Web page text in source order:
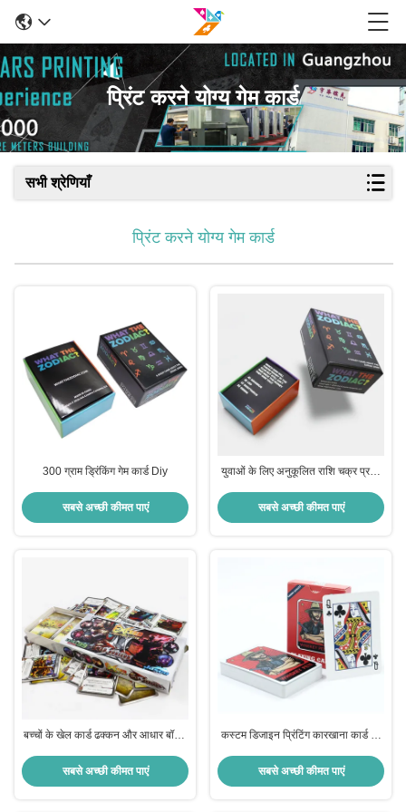
प्रिंट करने योग्य गेम कार्ड
सभी श्रेणियाँ
प्रिंट करने योग्य गेम कार्ड
300 ग्राम ड्रिंकिंग गेम कार्ड Diy
सबसे अच्छी कीमत पाएं
युवाओं के लिए अनुकूलित राशि चक्र प्रश्न
स्क्रैच कार्ड खेल
सबसे अच्छी कीमत पाएं
बच्चों के खेल कार्ड ढक्कन और आधार बॉक्स
कस्टम पीने कार्ड खेल
सबसे अच्छी कीमत पाएं
कस्टम डिजाइन प्रिंटिंग कारखाना कार्ड गेम
कार्ड
सबसे अच्छी कीमत पाएं